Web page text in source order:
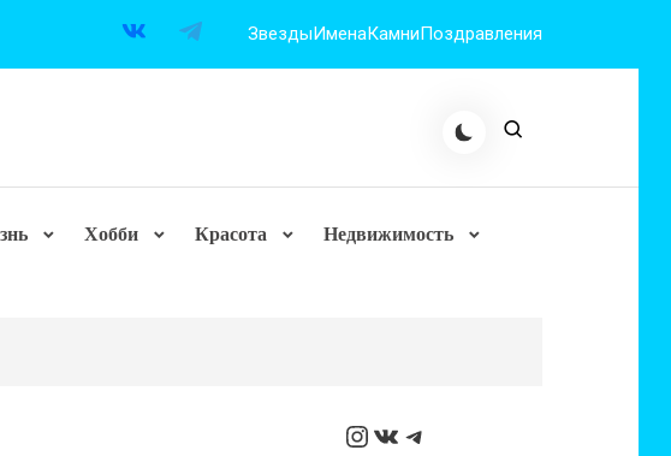
ЗвездыИменаКамниПоздравления
Хобби Красота Недвижимость
Instagram
ВКонтакте
Telegram